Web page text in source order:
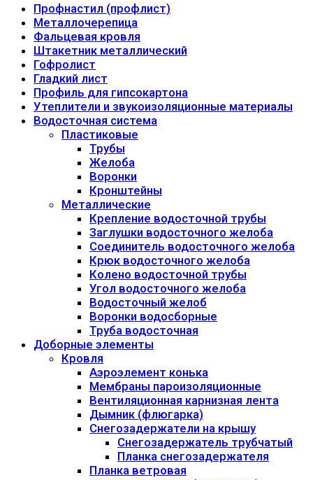
Профнастил (профлист)
Металлочерепица
Фальцевая кровля
Штакетник металлический
Гофролист
Гладкий лист
Профиль для гипсокартона
Утеплители и звукоизоляционные материалы
Водосточная система
Пластиковые
Трубы
Желоба
Воронки
Кронштейны
Металлические
Крепление водосточной трубы
Заглушки водосточного желоба
Соединитель водосточного желоба
Крюк водосточного желоба
Колено водосточной трубы
Угол водосточного желоба
Водосточный желоб
Воронки водосборные
Труба водосточная
Доборные элементы
Кровля
Аэроэлемент конька
Мембраны пароизоляционные
Вентиляционная карнизная лента
Дымник (флюгарка)
Снегозадержатели на крышу
Снегозадержатель трубчатый
Планка снегозадержателя
Планка ветровая